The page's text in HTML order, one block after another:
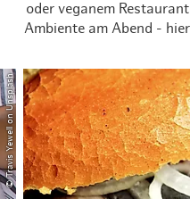
oder veganem
Ambiente am Abend -
© Travis Yewell on Unsplash